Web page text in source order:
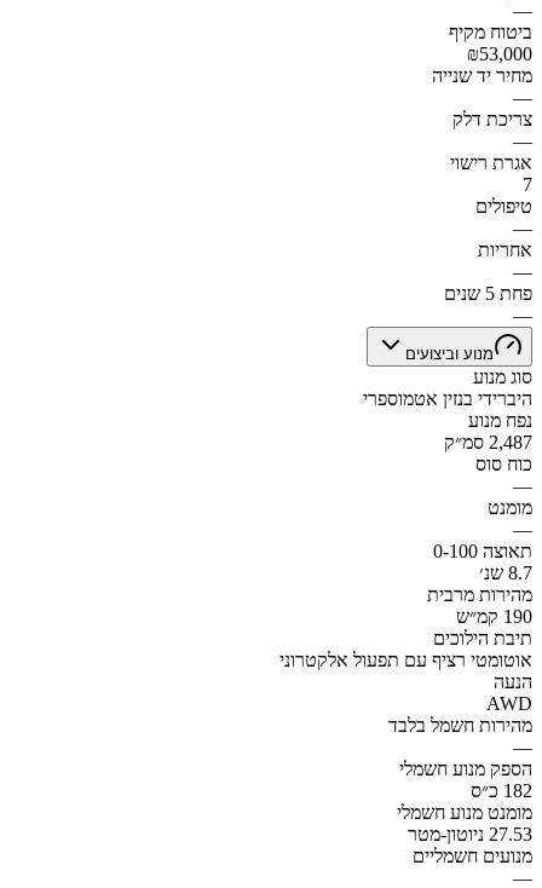
—
ביטוח מקיף
₪53,000
מחיר יד שנייה
—
צריכת דלק
—
אגרת רישוי
7
טיפולים
—
אחריות
—
פחת 5 שנים
—
מנוע וביצועים
סוג מנוע
היברידי בנזין אטמוספרי
נפח מנוע
2,487 סמ״ק
כוח סוס
—
מומנט
—
תאוצה 0-100
8.7 שנ׳
מהירות מרבית
190 קמ״ש
תיבת הילוכים
אוטומטי רציף עם תפעול אלקטרוני
הנעה
AWD
מהירות חשמל בלבד
—
הספק מנוע חשמלי
182 כ״ס
מומנט מנוע חשמלי
27.53 ניוטון-מטר
מנועים חשמליים
—